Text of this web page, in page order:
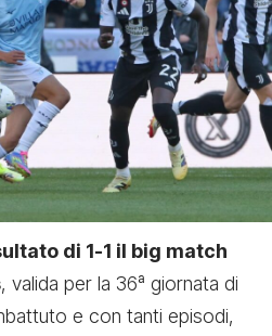
di 1-1 il big match
, valida per la 36ª giornata di
e con tanti episodi,